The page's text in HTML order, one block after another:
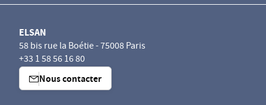
ELSAN
58 bis rue la Boétie - 75008 Paris
+33 1 58 56 16 80
Nous contacter